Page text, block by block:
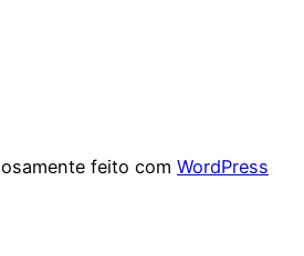
feito com WordPress